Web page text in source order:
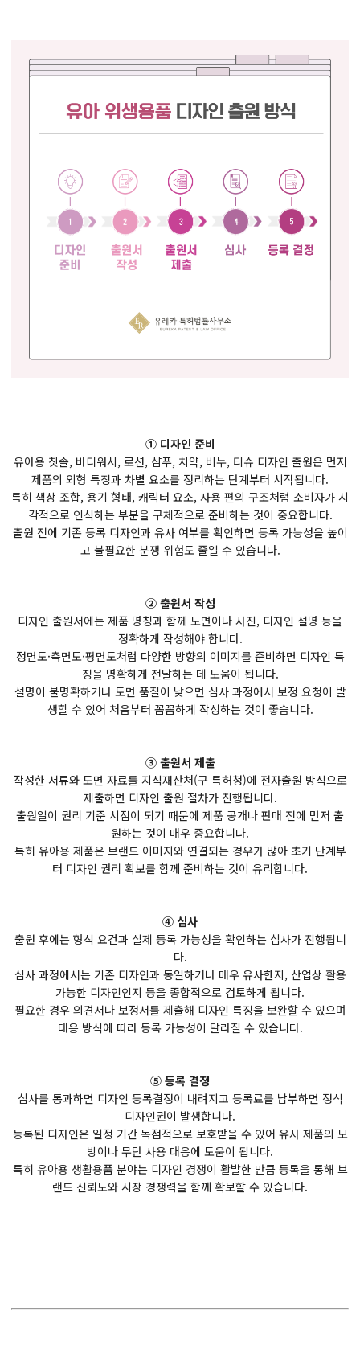
① 디자인 준비
유아용 칫솔, 바디워시, 로션, 샴푸, 치약, 비누, 티슈 디자인 출원은 먼저
제품의 외형 특징과 차별 요소를 정리하는 단계부터 시작됩니다.
특히 색상 조합, 용기 형태, 캐릭터 요소, 사용 편의 구조처럼 소비자가 시
각적으로 인식하는 부분을 구체적으로 준비하는 것이 중요합니다.
출원 전에 기존 등록 디자인과 유사 여부를 확인하면 등록 가능성을 높이
고 불필요한 분쟁 위험도 줄일 수 있습니다.
② 출원서 작성
디자인 출원서에는 제품 명칭과 함께 도면이나 사진, 디자인 설명 등을
정확하게 작성해야 합니다.
정면도·측면도·평면도처럼 다양한 방향의 이미지를 준비하면 디자인 특
징을 명확하게 전달하는 데 도움이 됩니다.
설명이 불명확하거나 도면 품질이 낮으면 심사 과정에서 보정 요청이 발
생할 수 있어 처음부터 꼼꼼하게 작성하는 것이 좋습니다.
③ 출원서 제출
작성한 서류와 도면 자료를 지식재산처(구 특허청)에 전자출원 방식으로
제출하면 디자인 출원 절차가 진행됩니다.
출원일이 권리 기준 시점이 되기 때문에 제품 공개나 판매 전에 먼저 출
원하는 것이 매우 중요합니다.
특히 유아용 제품은 브랜드 이미지와 연결되는 경우가 많아 초기 단계부
터 디자인 권리 확보를 함께 준비하는 것이 유리합니다.
④ 심사
출원 후에는 형식 요건과 실제 등록 가능성을 확인하는 심사가 진행됩니
다.
심사 과정에서는 기존 디자인과 동일하거나 매우 유사한지, 산업상 활용
가능한 디자인인지 등을 종합적으로 검토하게 됩니다.
필요한 경우 의견서나 보정서를 제출해 디자인 특징을 보완할 수 있으며
대응 방식에 따라 등록 가능성이 달라질 수 있습니다.
⑤ 등록 결정
심사를 통과하면 디자인 등록결정이 내려지고 등록료를 납부하면 정식
디자인권이 발생합니다.
등록된 디자인은 일정 기간 독점적으로 보호받을 수 있어 유사 제품의 모
방이나 무단 사용 대응에 도움이 됩니다.
특히 유아용 생활용품 분야는 디자인 경쟁이 활발한 만큼 등록을 통해 브
랜드 신뢰도와 시장 경쟁력을 함께 확보할 수 있습니다.